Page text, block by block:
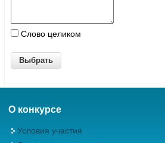
Слово целиком
О конкурсе
Условия участия